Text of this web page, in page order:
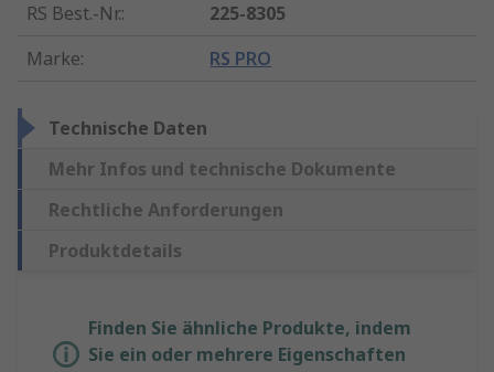
RS Best.-Nr.:
225-8305
Marke: RS PRO
Technische Daten
Mehr Infos und technische Dokumente
Rechtliche Anforderungen
Produktdetails
Finden Sie ähnliche Produkte, indem
Sie ein oder mehrere Eigenschaften